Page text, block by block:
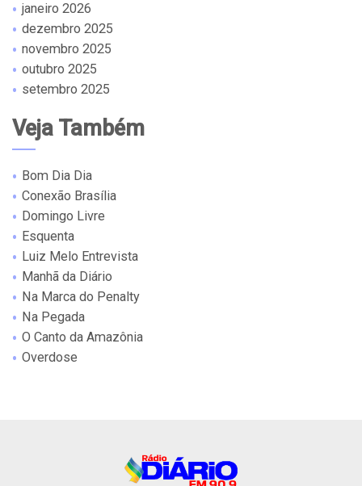
janeiro 2026
dezembro 2025
novembro 2025
outubro 2025
setembro 2025
Veja Também
Bom Dia Dia
Conexão Brasília
Domingo Livre
Esquenta
Luiz Melo Entrevista
Manhã da Diário
Na Marca do Penalty
Na Pegada
O Canto da Amazônia
Overdose